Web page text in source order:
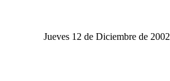
Jueves 12 de Diciembre de 2002